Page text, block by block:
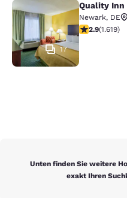
Quality Inn
17
Quality
Newark, DE
2.86-Sterne-
2.9(1.619)
Unten finden Sie weitere
exakt Ihren